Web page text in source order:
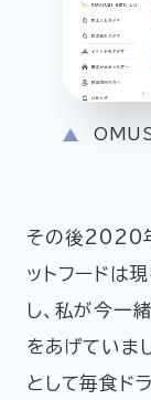
その後2020年
ットフードは
し、私が今一
をあげていま
として毎食ド